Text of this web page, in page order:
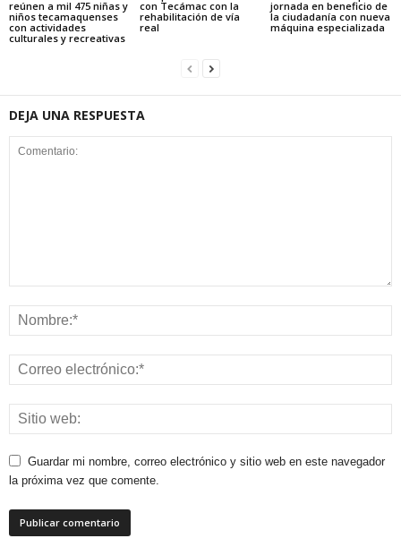
reúnen a mil 475 niñas y
niños tecamaquenses
con actividades
culturales y recreativas
con Tecámac con la
rehabilitación de vía
real
jornada en beneficio de
la ciudadanía con nueva
máquina especializada
DEJA UNA RESPUESTA
Guardar mi nombre, correo electrónico y sitio web en este navegador
la próxima vez que comente.